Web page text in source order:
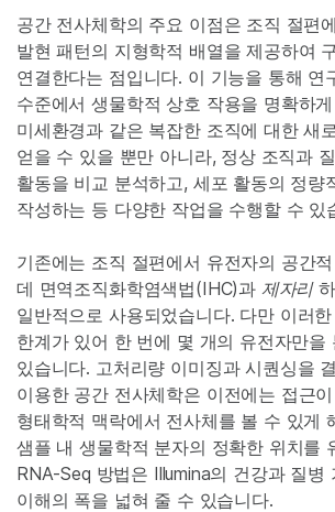
공간 전사체학의 주요 이점은 조직 절편
발현 패턴의 지형학적 배열을 제공하여
연결한다는 점입니다. 이 기능을 통해 연
수준에서 생물학적 상호 작용을 명확하
미세환경과 같은 복잡한 조직에 대한 새
얻을 수 있을 뿐만 아니라, 정상 조직과
활동을 비교 분석하고, 세포 활동의 정량
작성하는 등 다양한 작업을 수행할 수 있
기존에는 조직 절편에서 유전자의 공간
데 면역조직화학염색법(IHC)과 제자리
일반적으로 사용되었습니다. 다만 이러
한계가 있어 한 번에 몇 개의 유전자만을
있습니다. 고처리량 이미징과 시퀀싱을
이용한 공간 전사체학은 이전에는 접근
형태학적 맥락에서 전사체를 볼 수 있게
샘플 내 생물학적 분자의 정확한 위치를
RNA-Seq 방법은 Illumina의 건강과 질병
이해의 폭을 넓혀 줄 수 있습니다.